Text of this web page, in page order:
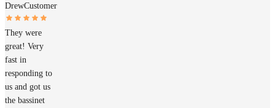
DrewCustomer
They were
great! Very
fast in
responding to
us and got us
the bassinet